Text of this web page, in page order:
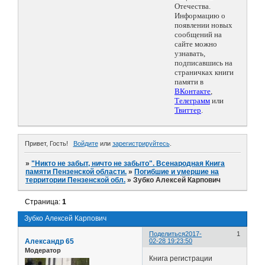
Отечества.
Информацию о
появлении новых
сообщений на
сайте можно
узнавать,
подписавшись на
страничках книги
памяти в
ВКонтакте,
Телеграмм или
Твиттер.
Привет, Гость! Войдитеили зарегистрируйтесь.
»"Никто не забыт, ничто не забыто". Всенародная Книга
памяти Пензенской области. » Погибшие и умершие на
территории Пензенской обл. »Зубко Алексей Карпович
Зубко Алексей Карпович
Страница:1
Поделиться 1
2017-
02-28 19:23:50
Александр 65
Модератор
Книга регистрации